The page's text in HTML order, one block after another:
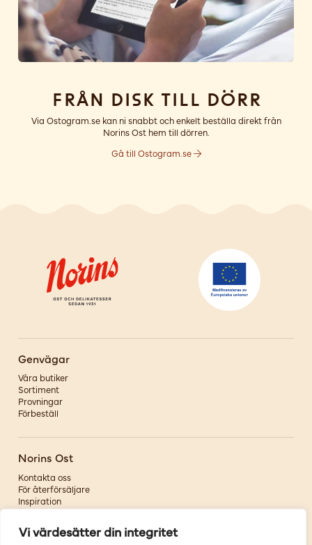
Vi värdesätter din integritet
Från disk till dörr
Via Ostogram.se kan ni snabbt och enkelt beställa direkt från
Norins Ost hem till dörren.
Gå till Ostogram.se
Genvägar
Våra butiker
Sortiment
Provningar
Förbeställ
Norins Ost
Kontakta oss
För återförsäljare
Inspiration
Om oss